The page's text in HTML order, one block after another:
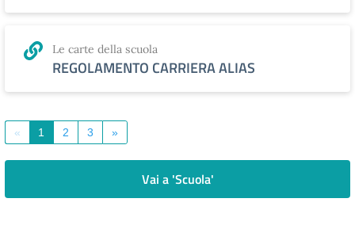
Le carte della scuola
REGOLAMENTO CARRIERA ALIAS
« 1 2 3 »
Vai a 'Scuola'